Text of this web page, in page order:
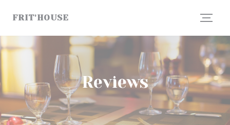
FRIT'HOUSE
Reviews